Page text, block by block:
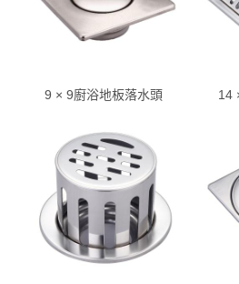
9 × 9廚浴地板落水頭 14